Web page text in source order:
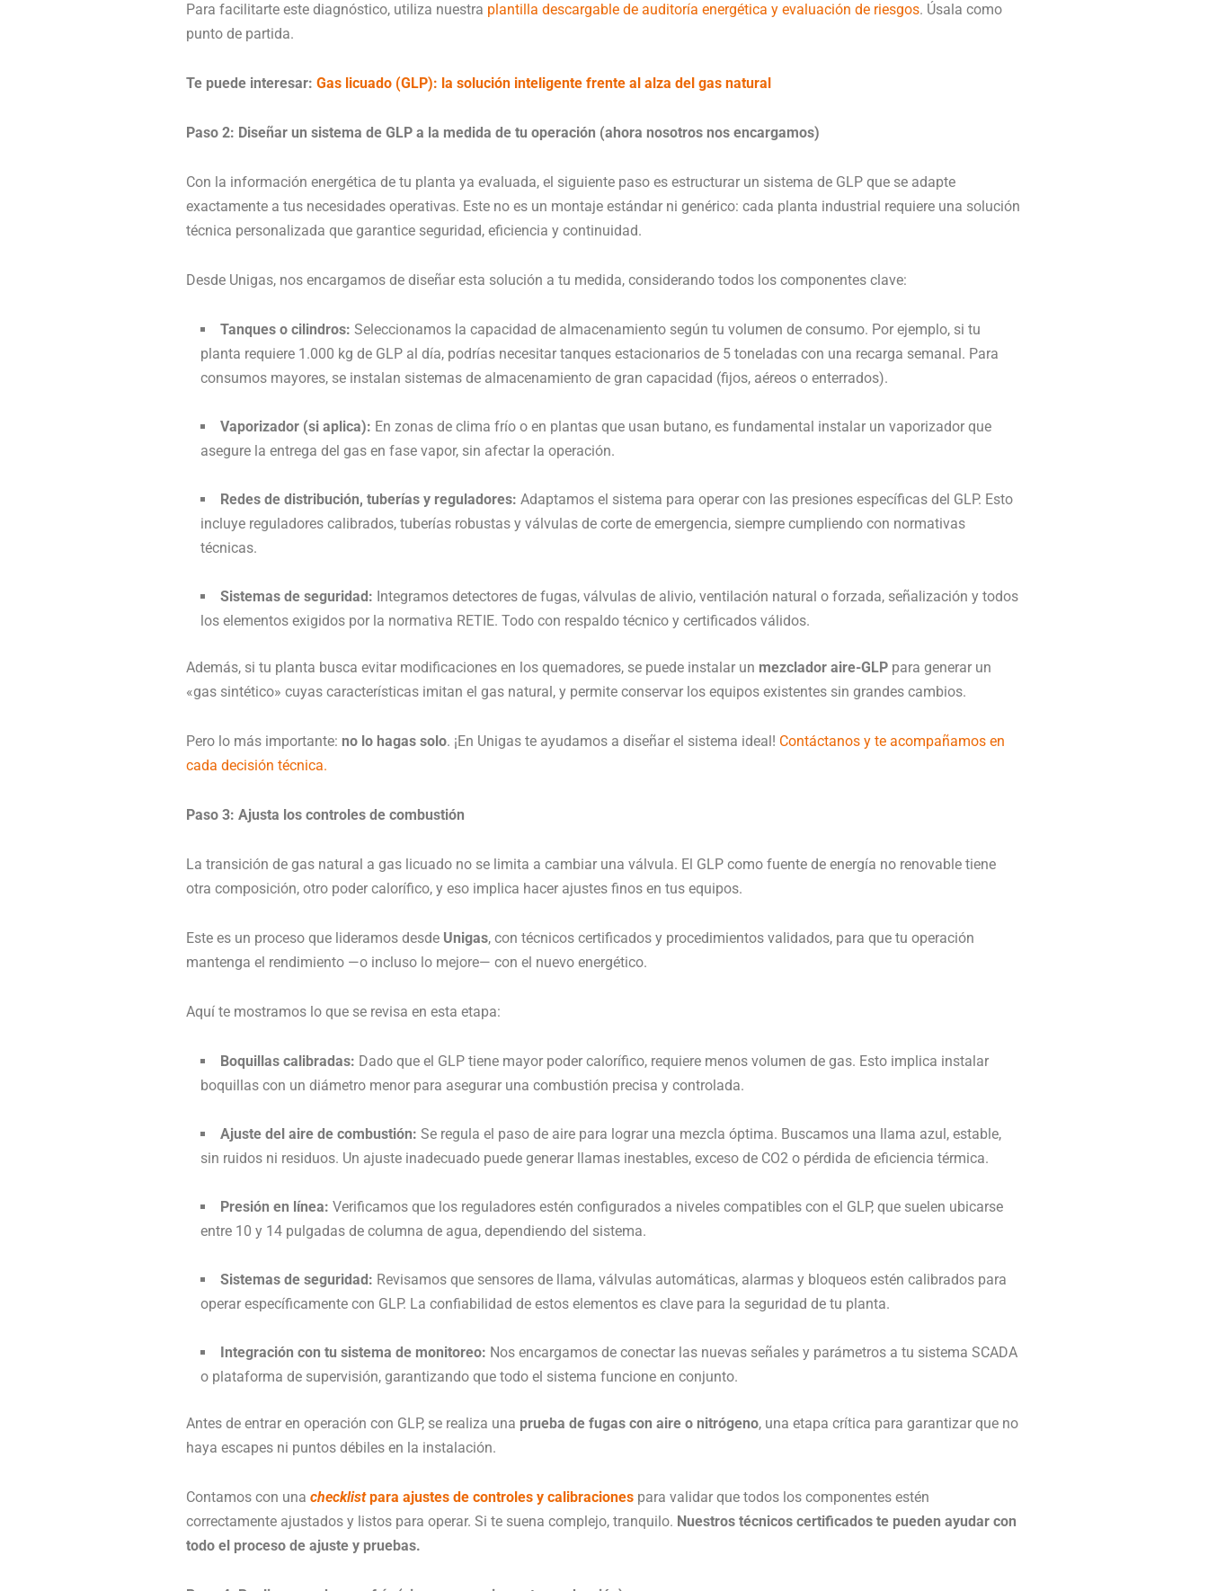
Para facilitarte este diagnóstico, utiliza nuestra plantilla descargable de auditoría energética y evaluación de riesgos. Úsala como
punto de partida.
Te puede interesar: Gas licuado (GLP): la solución inteligente frente al alza del gas natural
Paso 2: Diseñar un sistema de GLP a la medida de tu operación (ahora nosotros nos encargamos)
Con la información energética de tu planta ya evaluada, el siguiente paso es estructurar un sistema de GLP que se adapte
exactamente a tus necesidades operativas. Este no es un montaje estándar ni genérico: cada planta industrial requiere una solución
técnica personalizada que garantice seguridad, eficiencia y continuidad.
Desde Unigas, nos encargamos de diseñar esta solución a tu medida, considerando todos los componentes clave:
Tanques o cilindros: Seleccionamos la capacidad de almacenamiento según tu volumen de consumo. Por ejemplo, si tu
planta requiere 1.000 kg de GLP al día, podrías necesitar tanques estacionarios de 5 toneladas con una recarga semanal. Para
consumos mayores, se instalan sistemas de almacenamiento de gran capacidad (fijos, aéreos o enterrados).
Vaporizador (si aplica): En zonas de clima frío o en plantas que usan butano, es fundamental instalar un vaporizador que
asegure la entrega del gas en fase vapor, sin afectar la operación.
Redes de distribución, tuberías y reguladores: Adaptamos el sistema para operar con las presiones específicas del GLP. Esto
incluye reguladores calibrados, tuberías robustas y válvulas de corte de emergencia, siempre cumpliendo con normativas
técnicas.
Sistemas de seguridad: Integramos detectores de fugas, válvulas de alivio, ventilación natural o forzada, señalización y todos
los elementos exigidos por la normativa RETIE. Todo con respaldo técnico y certificados válidos.
Además, si tu planta busca evitar modificaciones en los quemadores, se puede instalar un mezclador aire-GLP para generar un
«gas sintético» cuyas características imitan el gas natural, y permite conservar los equipos existentes sin grandes cambios.
Pero lo más importante: no lo hagas solo. ¡En Unigas te ayudamos a diseñar el sistema ideal! Contáctanos y te acompañamos en
cada decisión técnica.
Paso 3: Ajusta los controles de combustión
La transición de gas natural a gas licuado no se limita a cambiar una válvula. El GLP como fuente de energía no renovable tiene
otra composición, otro poder calorífico, y eso implica hacer ajustes finos en tus equipos.
Este es un proceso que lideramos desde Unigas, con técnicos certificados y procedimientos validados, para que tu operación
mantenga el rendimiento —o incluso lo mejore— con el nuevo energético.
Aquí te mostramos lo que se revisa en esta etapa:
Boquillas calibradas: Dado que el GLP tiene mayor poder calorífico, requiere menos volumen de gas. Esto implica instalar
boquillas con un diámetro menor para asegurar una combustión precisa y controlada.
Ajuste del aire de combustión: Se regula el paso de aire para lograr una mezcla óptima. Buscamos una llama azul, estable,
sin ruidos ni residuos. Un ajuste inadecuado puede generar llamas inestables, exceso de CO2 o pérdida de eficiencia térmica.
Presión en línea: Verificamos que los reguladores estén configurados a niveles compatibles con el GLP, que suelen ubicarse
entre 10 y 14 pulgadas de columna de agua, dependiendo del sistema.
Sistemas de seguridad: Revisamos que sensores de llama, válvulas automáticas, alarmas y bloqueos estén calibrados para
operar específicamente con GLP. La confiabilidad de estos elementos es clave para la seguridad de tu planta.
Integración con tu sistema de monitoreo: Nos encargamos de conectar las nuevas señales y parámetros a tu sistema SCADA
o plataforma de supervisión, garantizando que todo el sistema funcione en conjunto.
Antes de entrar en operación con GLP, se realiza una prueba de fugas con aire o nitrógeno, una etapa crítica para garantizar que no
haya escapes ni puntos débiles en la instalación.
Contamos con una checklistpara ajustes de controles y calibraciones para validar que todos los componentes estén
correctamente ajustados y listos para operar. Si te suena complejo, tranquilo. Nuestros técnicos certificados te pueden ayudar con
todo el proceso de ajuste y pruebas.